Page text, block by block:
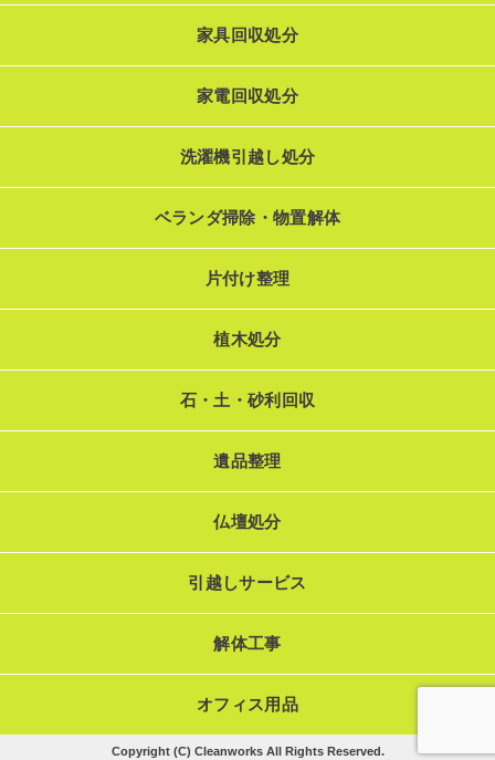
家具回収処分
家電回収処分
洗濯機引越し処分
ベランダ掃除・物置解体
片付け整理
植木処分
石・土・砂利回収
遺品整理
仏壇処分
引越しサービス
解体工事
オフィス用品
Copyright (C) Cleanworks All Rights Reserved.